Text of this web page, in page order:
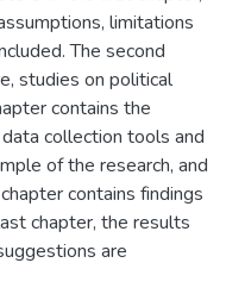
limitations
The second
studies on political
contains the
collection tools and
of the research, and
contains findings
chapter, the results
are